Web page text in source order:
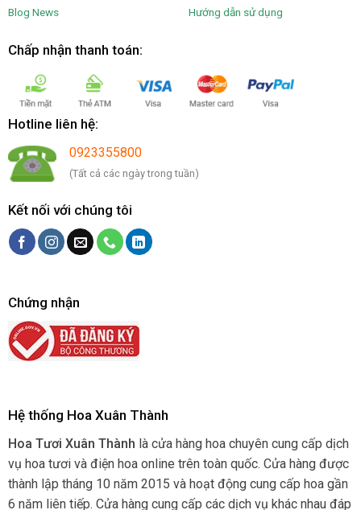
Blog News Hướng dẫn sử dụng
Chấp nhận thanh toán:
Hotline liên hệ:
0923355800
(Tất cả các ngày trong tuần)
Kết nối với chúng tôi
Chứng nhận
Hệ thống Hoa Xuân Thành
Hoa Tươi Xuân Thành là cửa hàng hoa chuyên cung cấp dịch
vụ hoa tươi và điện hoa online trên toàn quốc. Cửa hàng được
thành lập tháng 10 năm 2015 và hoạt động cung cấp hoa gần
6 năm liên tiếp. Cửa hàng cung cấp các dịch vụ khác nhau đáp